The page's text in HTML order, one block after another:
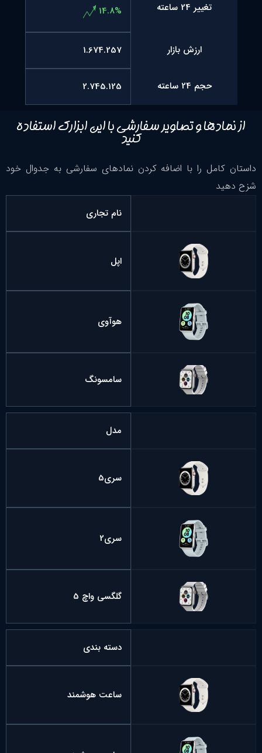
تغییر 24 ساعته 14.8%
ارزش بازار 1.674.257
حجم 24 ساعته 2.745.125
از نمادها و تصاویر سفارشی با این ابزارک استفاده
کنید
داستان کامل را با اضافه کردن نمادهای سفارشی به جدوال خود
شزح دهید
نام تجاری
اپل
هوآوی
سامسونگ
مدل
سری5
سری2
گلگسی واچ 5
دسته بندی
ساعت هوشمند